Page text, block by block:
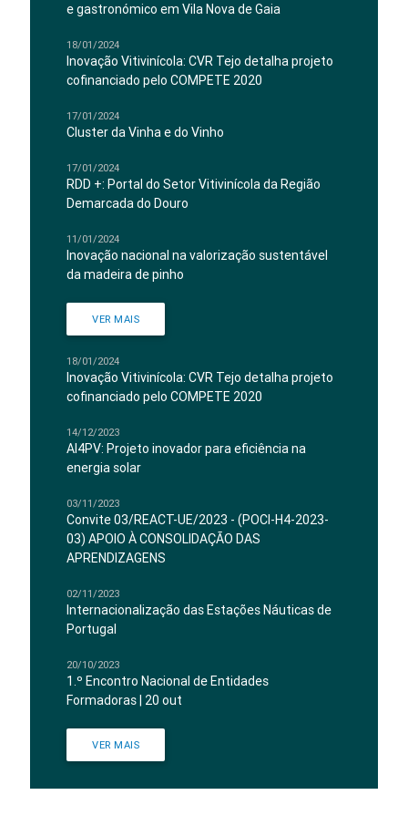
e gastronómico em Vila Nova de Gaia
18/01/2024
Inovação Vitivinícola: CVR Tejo detalha projeto
cofinanciado pelo COMPETE 2020
17/01/2024
Cluster da Vinha e do Vinho
17/01/2024
RDD +: Portal do Setor Vitivinícola da Região
Demarcada do Douro
11/01/2024
Inovação nacional na valorização sustentável
da madeira de pinho
VER MAIS
18/01/2024
Inovação Vitivinícola: CVR Tejo detalha projeto
cofinanciado pelo COMPETE 2020
14/12/2023
AI4PV: Projeto inovador para eficiência na
energia solar
03/11/2023
Convite 03/REACT-UE/2023 - (POCI-H4-2023-
03) APOIO À CONSOLIDAÇÃO DAS
APRENDIZAGENS
02/11/2023
Internacionalização das Estações Náuticas de
Portugal
20/10/2023
1.º Encontro Nacional de Entidades
Formadoras | 20 out
VER MAIS